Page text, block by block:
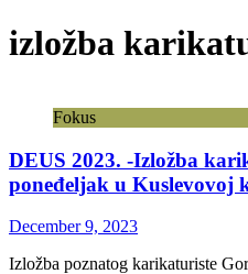
izložba
Fokus
DEUS 2023. -Izložba
poneđeljak u Kuslevovoj
December 9, 2023
Izložba poznatog karikaturiste